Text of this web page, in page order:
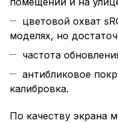
цветовой охват
моделях, но
частота
антибликовое
калибровка.
По качеству экрана